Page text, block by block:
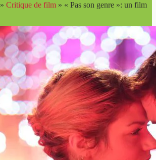
» Critique de film » « Pas son genre »: un film